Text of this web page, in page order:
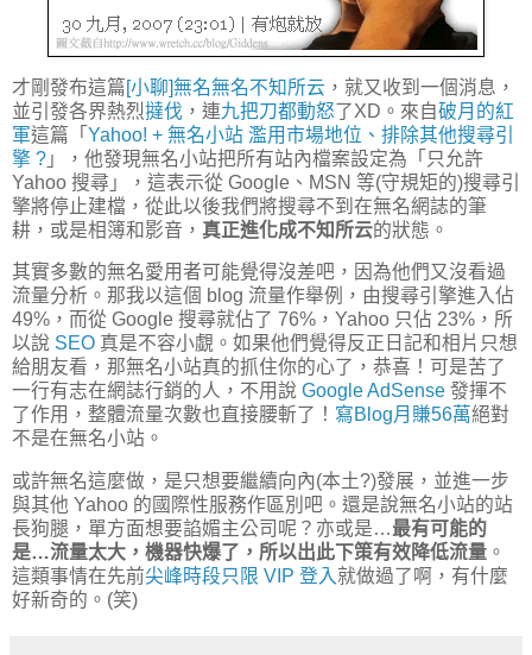
才剛發布這篇 [小聊]無名無名不知所云 ，就又收到一個消息，
並引發各界熱烈撻伐 ，連九把刀都動怒了XD。來自破月的紅
軍這篇「 Yahoo! + 無名小站 濫用市場地位、排除其他搜尋引
擎 ? 」，他發現無名小站把所有站內檔案設定為「只允許
Yahoo 搜尋」，這表示從 Google、MSN 等(守規矩的)搜尋引
擎將停止建檔，從此以後我們將搜尋不到在無名網誌的筆
耕，或是相簿和影音， 真正進化成不知所云的狀態。
其實多數的無名愛用者可能覺得沒差吧，因為他們又沒看過
流量分析。那我以這個 blog 流量作舉例，由搜尋引擎進入佔
49%，而從 Google 搜尋就佔了 76%，Yahoo 只佔 23%，所
以說 SEO 真是不容小覷。如果他們覺得反正日記和相片只想
給朋友看，那無名小站真的抓住你的心了，恭喜！可是苦了
一行有志在網誌行銷的人，不用說 Google AdSense 發揮不
了作用，整體流量次數也直接腰斬了！ 寫Blog月賺56萬絕對
不是在無名小站。
或許無名這麼做，是只想要繼續向內(本土?)發展，並進一步
與其他 Yahoo 的國際性服務作區別吧。還是說無名小站的站
長狗腿，單方面想要諂媚主公司呢？亦或是…最有可能的
是…流量太大，機器快爆了，所以出此下策有效降低流量 。
這類事情在先前尖峰時段只限 VIP 登入就做過了啊，有什麼
好新奇的。(笑)